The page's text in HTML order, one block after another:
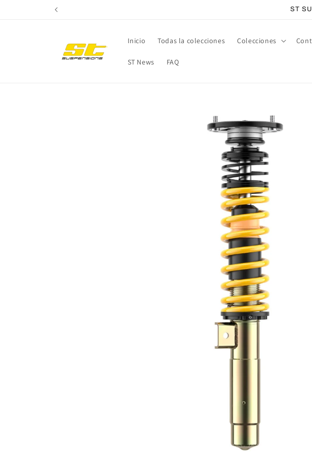
ST
Inicio Todas la colecciones Colecciones
ST News FAQ